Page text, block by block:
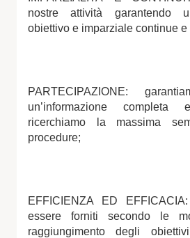
nostre attività garantendo
obiettivo e imparziale continue e
PARTECIPAZIONE:
un’informazione
ricerchiamo la massima
procedure;
EFFICIENZA ED
essere forniti secondo le
raggiungimento degli